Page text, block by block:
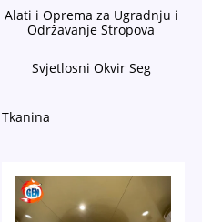
Alati i Oprema za Ugradnju i
Održavanje Stropova
Svjetlosni Okvir Seg